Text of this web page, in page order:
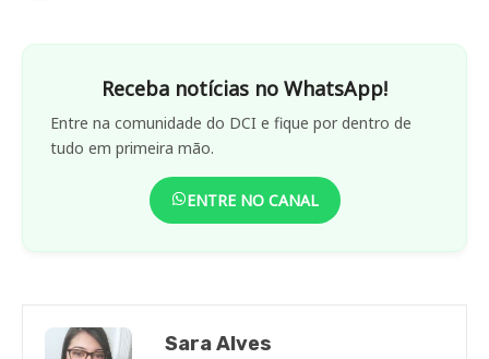
Receba notícias no WhatsApp!
Entre na comunidade do DCI e fique por dentro de
tudo em primeira mão.
ENTRE NO CANAL
Sara Alves